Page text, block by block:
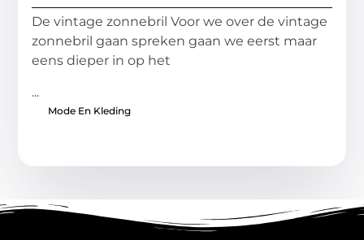
De vintage zonnebril Voor we over de vintage
zonnebril gaan spreken gaan we eerst maar
eens dieper in op het
...
Mode En Kleding